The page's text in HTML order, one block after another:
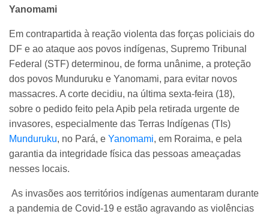
Yanomami
Em contrapartida à reação violenta das forças policiais do
DF e ao ataque aos povos indígenas, Supremo Tribunal
Federal (STF) determinou, de forma unânime, a proteção
dos povos Munduruku e Yanomami, para evitar novos
massacres. A corte decidiu, na última sexta-feira (18),
sobre o pedido feito pela Apib pela retirada urgente de
invasores, especialmente das Terras Indígenas (TIs)
Munduruku, no Pará, e Yanomami, em Roraima, e pela
garantia da integridade física das pessoas ameaçadas
nesses locais.
As invasões aos territórios indígenas aumentaram durante
a pandemia de Covid-19 e estão agravando as violências